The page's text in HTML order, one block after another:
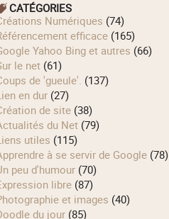
CATÉGORIES
Créations Numériques (74)
Référencement efficace(165)
Google Yahoo Bing et autres (66)
Sur le net(61)
Coups de 'gueule'. (137)
Lien en dur(27)
Création de site(38)
Actualités du Net(79)
Liens utiles (115)
Apprendre à se servir de Google(78)
Un peu d'humour(70)
Expression libre(87)
Photographie et images (40)
Doodle du jour(85)